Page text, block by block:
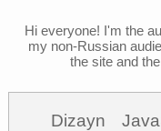
Hi everyone! I'm the
my non-Russian
the site and
Dizayn